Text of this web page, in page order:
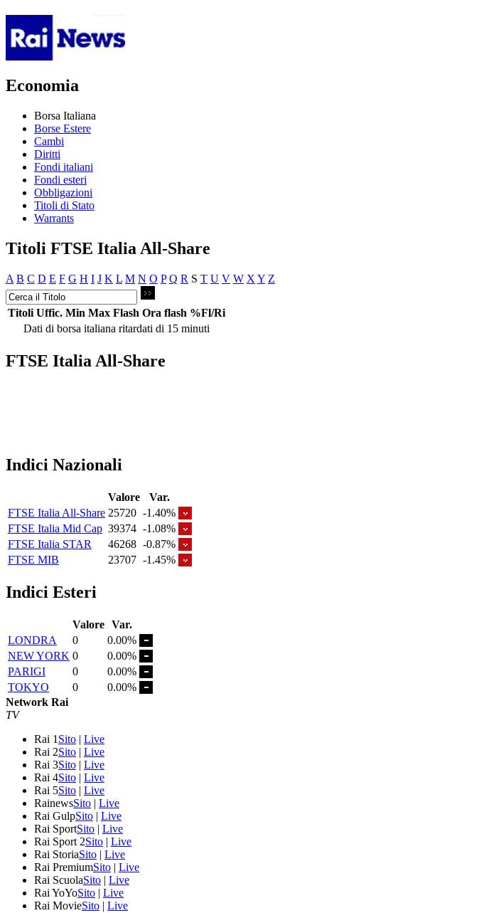
Economia
Borsa Italiana
Borse Estere
Cambi
Diritti
Fondi italiani
Fondi esteri
Obbligazioni
Titoli di Stato
Warrants
Titoli FTSE Italia All-Share
A B C D E F G H I J K L M N O P Q R S T U V W X Y Z
Titoli Uffic. Min Max Flash Ora flash %Fl/Ri
Dati di borsa italiana ritardati di 15 minuti
FTSE Italia All-Share
Indici Nazionali
Valore
Var.
FTSE Italia All-Share 25720 -1.40%
FTSE Italia Mid Cap 39374 -1.08%
FTSE Italia STAR
46268 -0.87%
FTSE MIB
23707 -1.45%
Indici Esteri
Valore Var.
LONDRA
0
0.00%
NEW YORK 0
0.00%
PARIGI
0
0.00%
TOKYO
0
0.00%
Network Rai
TV
Rai 1 Sito | Live
Rai 2Sito | Live
Rai 3Sito | Live
Rai 4Sito | Live
Rai 5Sito | Live
RainewsSito | Live
Rai GulpSito | Live
Rai SportSito | Live
Rai Sport 2Sito | Live
Rai StoriaSito | Live
Rai PremiumSito | Live
Rai ScuolaSito | Live
Rai YoYoSito | Live
Rai MovieSito | Live